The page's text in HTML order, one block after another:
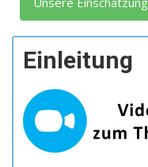
Einleitung